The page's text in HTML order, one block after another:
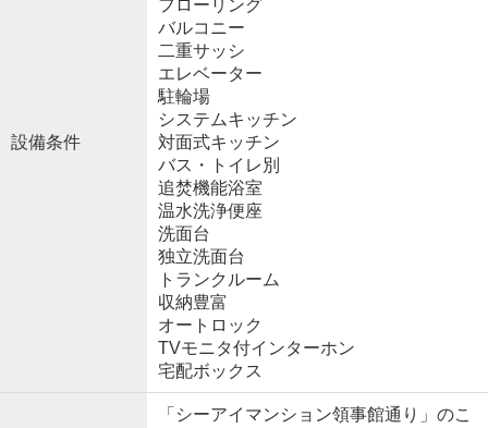
設備条件
フローリング
バルコニー
二重サッシ
エレベーター
駐輪場
システムキッチン
対面式キッチン
バス・トイレ別
追焚機能浴室
温水洗浄便座
洗面台
独立洗面台
トランクルーム
収納豊富
オートロック
TVモニタ付インターホン
宅配ボックス
「シーアイマンション領事館通り」のこ